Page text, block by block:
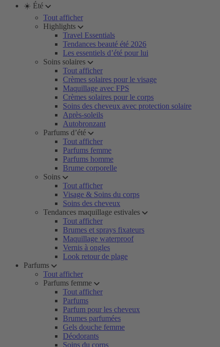
☀️ Été
Tout afficher
Highlights
Travel Essentials
Tendances beauté été 2026
Les essentiels d’été pour lui
Soins solaires
Tout afficher
Crèmes solaires pour le visage
Maquillage avec FPS
Crèmes solaires pour le corps
Soins des cheveux avec protection solaire
Après-soleils
Autobronzant
Parfums d’été
Tout afficher
Parfums femme
Parfums homme
Brume corporelle
Soins
Tout afficher
Visage & Soins du corps
Soins des cheveux
Tendances maquillage estivales
Tout afficher
Brumes et sprays fixateurs
Maquillage waterproof
Vernis à ongles
Look retour de plage
Parfums
Tout afficher
Parfums femme
Tout afficher
Parfums
Parfum pour les cheveux
Brumes parfumées
Gels douche femme
Déodorants
Soins du corps